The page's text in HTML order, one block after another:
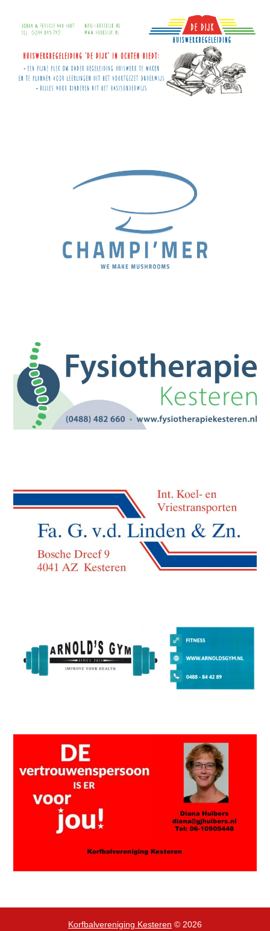
Korfbalvereniging Kesteren © 2026